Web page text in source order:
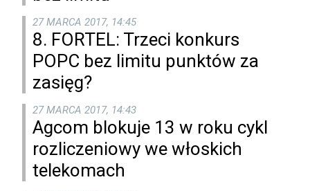
27 MARCA 2017, 14:45
8. FORTEL: Trzeci konkurs
POPC bez limitu punktów za
zasięg?
27 MARCA 2017, 14:43
Agcom blokuje 13 w roku cykl
rozliczeniowy we włoskich
telekomach